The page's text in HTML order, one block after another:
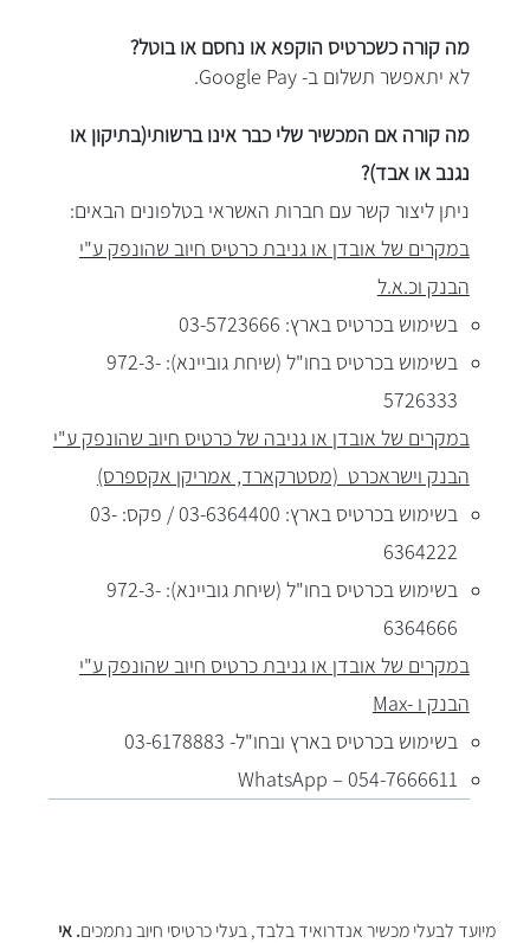
מה קורה כשכרטיס הוקפא או נחסם או בוטל?
לא יתאפשר תשלום ב- Google Pay.
מה קורה אם המכשיר שלי כבר אינו ברשותי(בתיקון או
נגנב או אבד)?
ניתן ליצור קשר עם חברות האשראי בטלפונים הבאים:
במקרים של אובדן או גניבת כרטיס חיוב שהונפק ע"י
הבנק וכ.א.ל
בשימוש בכרטיס בארץ: 03-5723666
בשימוש בכרטיס בחו"ל (שיחת גוביינא): 972-3-
5726333
במקרים של אובדן או גניבה של כרטיס חיוב שהונפק ע"י
הבנק וישראכרט (מסטרקארד, אמריקן אקספרס)
בשימוש בכרטיס בארץ: 03-6364400 / פקס: 03-
6364222
בשימוש בכרטיס בחו"ל (שיחת גוביינא): 972-3-
6364666
במקרים של אובדן או גניבת כרטיס חיוב שהונפק ע"י
הבנק ו -Max
בשימוש בכרטיס בארץ ובחו"ל- 03-6178883
WhatsApp – 054-7666611
מיועד לבעלי מכשיר אנדרואיד בלבד, בעלי כרטיסי חיוב נתמכים. אי